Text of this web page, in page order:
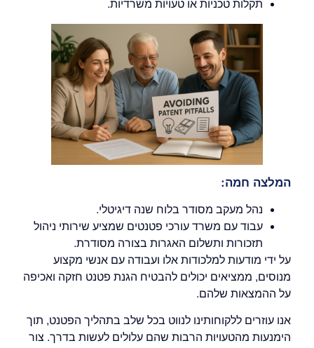
תקלות טכניות או טעויות משרדיות.
המלצה חמה:
נהל מעקב מסודר בלוח שנה דיגיטלי.
עבוד עם משרד עורכי פטנטים שמציע שירותי ניהול
תזכורות ותשלום האגרות בצורה מסודרת.
על ידי מודעות למלכודות אלו ועבודה עם אנשי מקצוע
מנוסים, ממציאים יכולים להבטיח הגנת פטנט חזקה ואכיפה
על ההמצאות שלהם.
אנו עוזרים ללקוחותינו לנווט בכל שלב בתהליך הפטנט, תוך
הימנעות מהטעויות הרבות שהם עלולים לעשות בדרך. צור